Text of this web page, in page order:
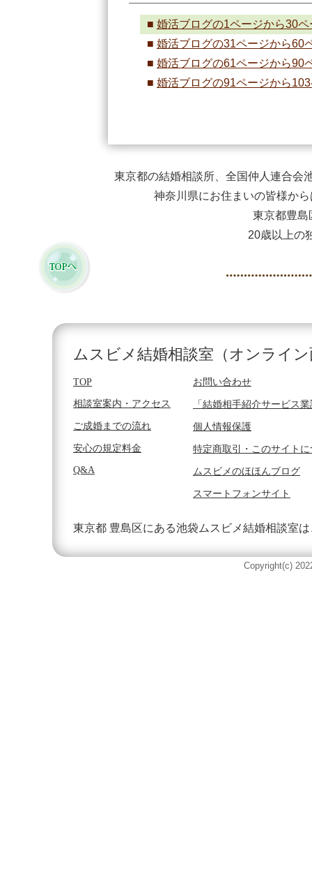
婚活ブログの1ページから30
婚活ブログの31ページから60
婚活ブログの61ページから90
婚活ブログの91ページから
東京都の結婚相談所、全国仲人連合会
神奈川県にお住まいの皆様か
東京都豊島
20歳以上の
ムスビメ結婚相談室（オンライ
TOP
相談室案内・アクセス
ご成婚までの流れ
安心の規定料金
Q&A
お問い合わせ
「結婚相手紹介サービス
個人情報保護
特定商取引・このサイト
ムスビメのほほんブログ
スマートフォンサイト
東京都 豊島区にある池袋ムスビメ結婚相談室
Copyright(c)